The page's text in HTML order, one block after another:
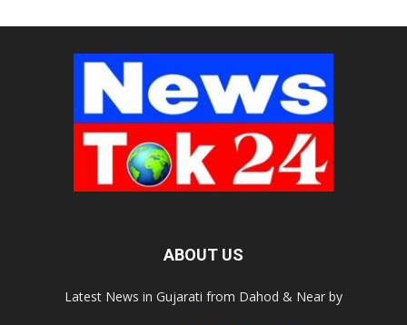
ABOUT US
Latest News in Gujarati from Dahod & Near by